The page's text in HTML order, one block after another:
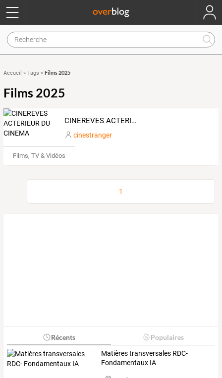
Accueil » Tags » Films 2025
Films 2025
CINEREVES ACTERIEUR DU CINEMA
cinestranger
Films, TV & Vidéos
1
Récents Populaires
Matières transversales RDC-
Fondamentaux IA